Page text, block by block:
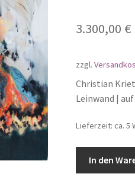
3.300,00 €
zzgl.
Christian
Leinwand |
Lieferzeit: ca. 5
In den